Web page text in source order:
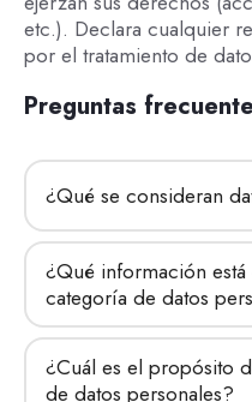
etc.). Declara cualquier
por el tratamiento de
Preguntas
¿Qué se consideran
¿Qué información
categoría de datos
¿Cuál es el propósito
de datos personales?